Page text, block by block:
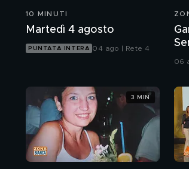
10 MINUTI
Martedì 4 agosto
PUNTATA INTERA 04 ago | Rete 4
06
3 MIN